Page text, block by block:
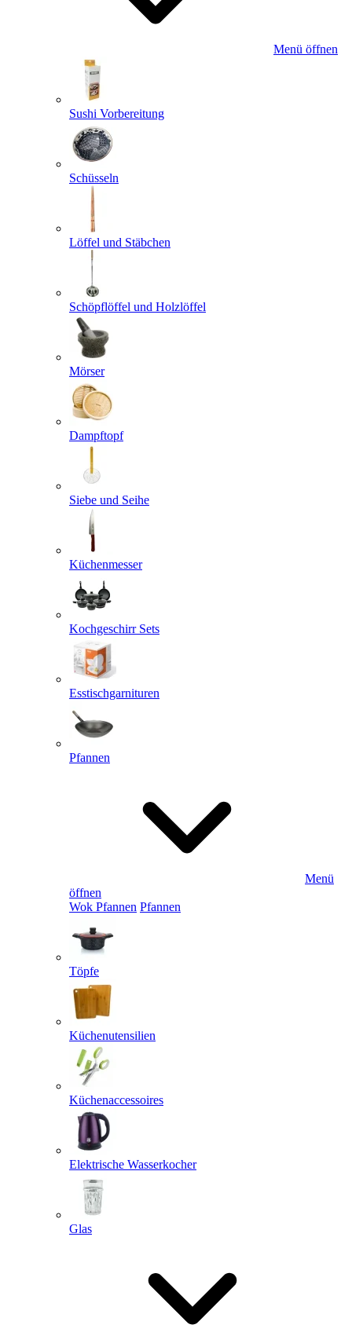
Menü öffnen
Sushi Vorbereitung
Schüsseln
Löffel und Stäbchen
Schöpflöffel und Holzlöffel
Mörser
Dampftopf
Siebe und Seihe
Küchenmesser
Kochgeschirr Sets
Esstischgarnituren
Pfannen
Menü
öffnen
Wok Pfannen Pfannen
Töpfe
Küchenutensilien
Küchenaccessoires
Elektrische Wasserkocher
Glas